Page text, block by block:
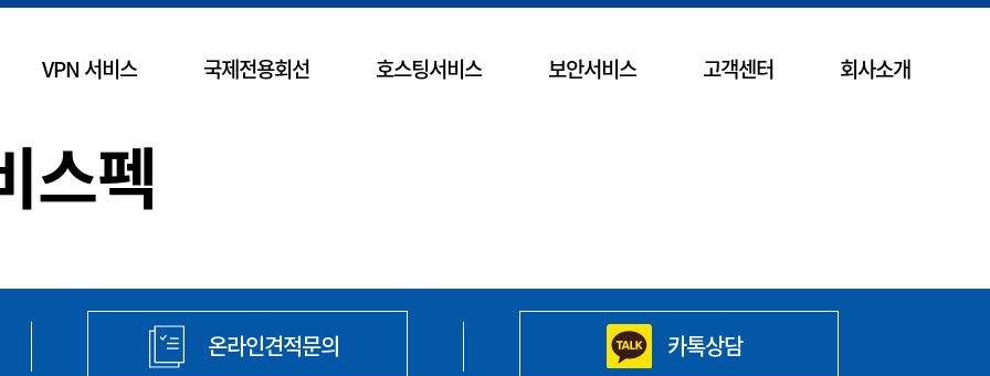
VPN 서비스 국제전용회선 호스팅서비스 보안서비스 고객센터 회사소개
스펙
온라인견적문의 카톡상담